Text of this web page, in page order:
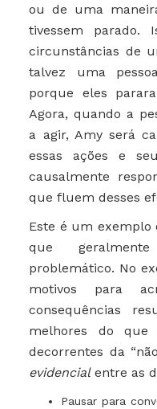
ou de uma
tivessem parado.
circunstâncias de
talvez uma
porque eles
Agora, quando a
a agir, Amy será
essas ações e
causalmente
que fluem desses
Este é um exemplo
que
problemático. No
motivos para
consequências
melhores do que
decorrentes da
evidencialentre as
Pausar para